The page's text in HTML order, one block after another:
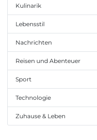
Kulinarik
Lebensstil
Nachrichten
Reisen und Abenteuer
Sport
Technologie
Zuhause & Leben